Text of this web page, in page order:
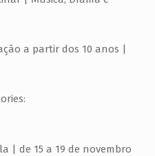
a partir dos 10 anos |
| de 15 a 19 de novembro